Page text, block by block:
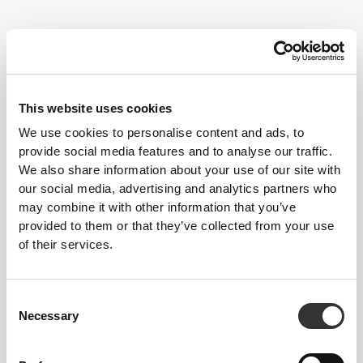
This website uses cookies
We use cookies to personalise content and ads, to
provide social media features and to analyse our traffic.
We also share information about your use of our site with
our social media, advertising and analytics partners who
may combine it with other information that you’ve
provided to them or that they’ve collected from your use
of their services.
Selection
Necessary
€21.99
KO Επιδέσμους
Πυγμαχίας 3,5 m x 2 -
Μαύρο
€17.99€29.99
Comptech Επιαγκωνίδες
x 2
Τα πιο δημοφιλή Δείτε όλα
WIP Φαρδύ T-Shirt
Πετσέτα Γυμναστηρίου
Peach Perfect Σορτς